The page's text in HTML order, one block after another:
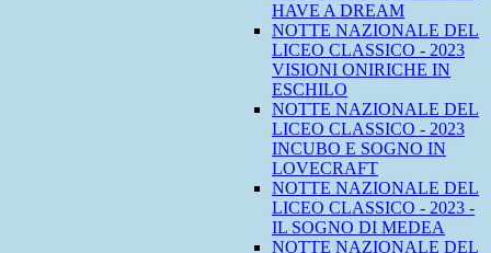
HAVE A DREAM
NOTTE NAZIONALE DEL
LICEO CLASSICO - 2023
VISIONI ONIRICHE IN
ESCHILO
NOTTE NAZIONALE DEL
LICEO CLASSICO - 2023
INCUBO E SOGNO IN
LOVECRAFT
NOTTE NAZIONALE DEL
LICEO CLASSICO - 2023 -
IL SOGNO DI MEDEA
NOTTE NAZIONALE DEL